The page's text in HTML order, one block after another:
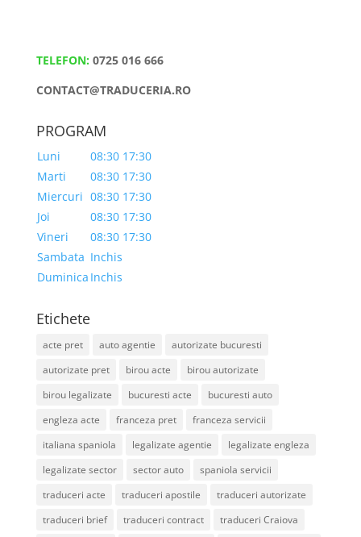
TELEFON: 0725 016 666
CONTACT@TRADUCERIA.RO
PROGRAM
Luni
08:30 17:30
Marti
08:30 17:30
Miercuri 08:30 17:30
Joi
08:30 17:30
Vineri
08:30 17:30
Sambata Inchis
Duminica Inchis
Etichete
acte pret auto agentie
autorizate bucuresti
autorizate pret
birou acte
birou autorizate
birou legalizate
bucuresti acte
bucuresti auto
engleza acte
franceza pret
franceza servicii
italiana spaniola
legalizate agentie
legalizate engleza
legalizate sector
sector auto
spaniola servicii
traduceri acte
traduceri apostile
traduceri autorizate
traduceri brief
traduceri contract
traduceri Craiova